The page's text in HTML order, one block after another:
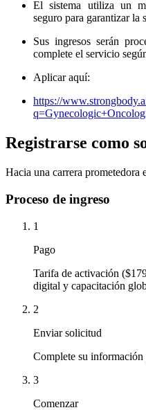
El sistema utiliza un
seguro para garantizar la
Sus ingresos serán
complete el servicio
Aplicar aquí:
https://
Registrarse como
Hacia una carrera prometedora
Proceso de ingreso
1
Pago
Tarifa de activación
digital y capacitación
2
Enviar solicitud
Complete su
3
Comenzar